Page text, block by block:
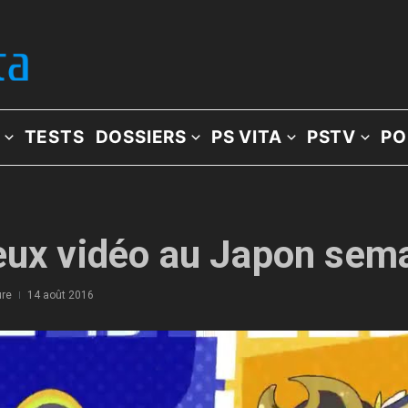
TESTS DOSSIERS PS VITA PSTV
vidéo au Japon
14 août 2016